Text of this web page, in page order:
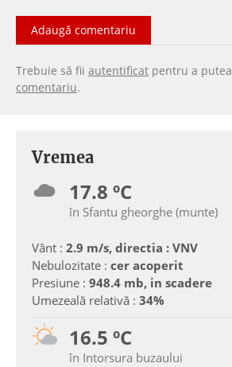
Adaugă comentariu
Trebuie să fii autentificat pentru a putea
comentariu.
Vremea
17.8 ºC
în Sfantu gheorghe (munte)
Vânt : 2.9 m/s, directia : VNV
Nebulozitate : cer acoperit
Presiune : 948.4 mb, in scadere
Umezeală relativă : 34%
16.5 ºC
în Intorsura buzaului